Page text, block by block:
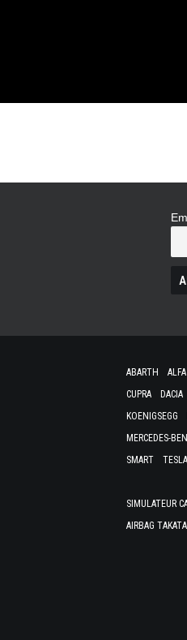
ABARTH
CUPRA
DACIA
KOENIGSEGG
MERCEDES-
SMART
TESLA
SIMULATEUR
AIRBAG TAKATA